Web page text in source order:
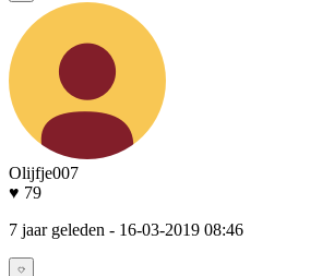
Olijfje007
♥ 79
7 jaar geleden - 16-03-2019 08:46